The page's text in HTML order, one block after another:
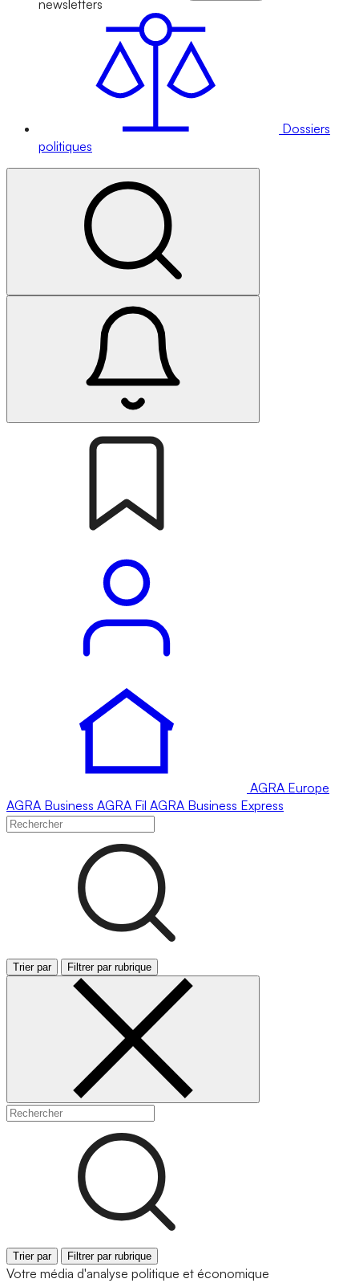
newsletters
Dossiers
politiques
AGRA Europe
AGRA Business AGRA Fil AGRA Business Express
Trier par Filtrer par rubrique
Trier par Filtrer par rubrique
Votre média d'analyse politique et économique